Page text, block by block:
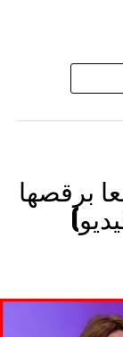
على
ي
برقصها